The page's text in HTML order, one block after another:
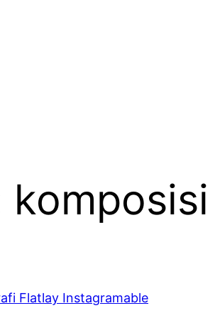
komposisi